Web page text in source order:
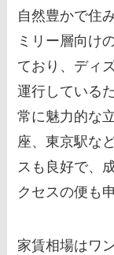
自然豊かで住
ミリー層向け
ており、ディ
運行している
常に魅力的な
座、東京駅な
スも良好で、
クセスの便も
家賃相場はワ